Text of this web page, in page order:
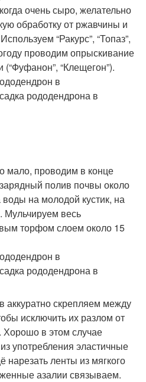
очень сыро, желательно
обработку от ржавчины и
“Ракурс”, “Топаз”,
проводим опрыскивание
(“Фуфанон”, “Клещегон”).
мало, проводим в конце
полив почвы около
на молодой кустик, на
Мульчируем весь
торфом слоем около 15
аккуратно скрепляем между
исключить их разлом от
Хорошо в этом случае
употребления эластичные
ленты из мягкого
азалии связываем.